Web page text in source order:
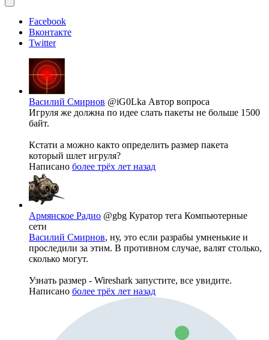
Facebook
Вконтакте
Twitter
Василий Смирнов @iG0Lka Автор вопроса
Игруля же должна по идее слать пакеты не больше 1500
байт.
Кстати а можно както определить размер пакета
который шлет игруля?
Написано более трёх лет назад
Армянское Радио @gbg Куратор тега Компьютерные
сети
Василий Смирнов, ну, это если разрабы умненькие и
проследили за этим. В противном случае, валят столько,
сколько могут.
Узнать размер - Wireshark запустите, все увидите.
Написано более трёх лет назад